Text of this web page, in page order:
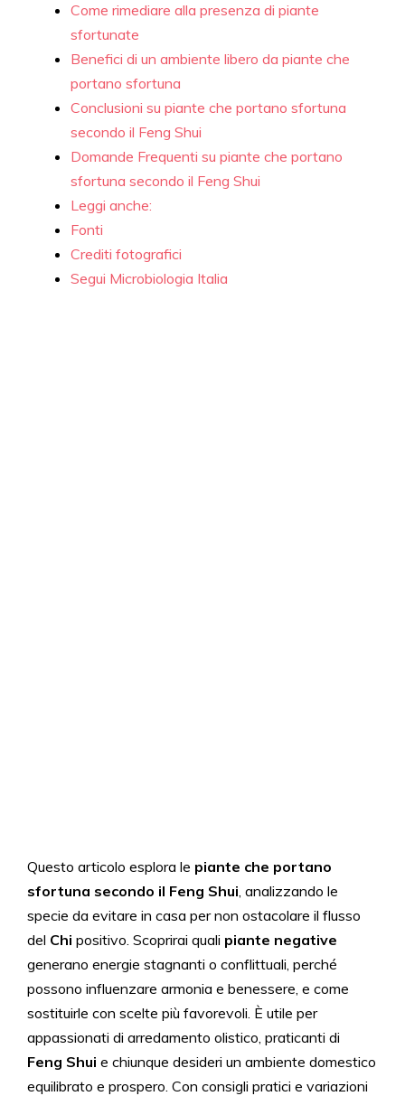
Come rimediare alla presenza di piante
sfortunate
Benefici di un ambiente libero da piante che
portano sfortuna
Conclusioni su piante che portano sfortuna
secondo il Feng Shui
Domande Frequenti su piante che portano
sfortuna secondo il Feng Shui
Leggi anche:
Fonti
Crediti fotografici
Segui Microbiologia Italia
Questo articolo esplora le piante che portano
sfortuna secondo il Feng Shui, analizzando le
specie da evitare in casa per non ostacolare il flusso
del Chi positivo. Scoprirai quali piante negative
generano energie stagnanti o conflittuali, perché
possono influenzare armonia e benessere, e come
sostituirle con scelte più favorevoli. È utile per
appassionati di arredamento olistico, praticanti di
Feng Shui e chiunque desideri un ambiente domestico
equilibrato e prospero. Con consigli pratici e variazioni